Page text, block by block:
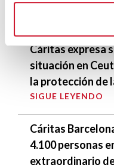
Cáritas expresa
situación en
la protección de
SIGUE LEYENDO
Cáritas
4.100 personas
extraordinario